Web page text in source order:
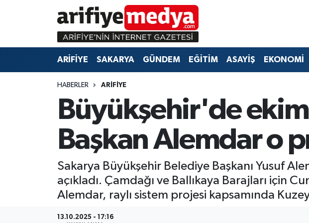
ARİFİYE SAKARYA GÜNDEM EĞİTİM ASAYİŞ EKONOMİ
HABERLER ARİFİYE
Büyükşehir'de
Başkan Alemdar o
Sakarya Büyükşehir Belediye Başkanı Yusuf
açıkladı. Çamdağı ve Ballıkaya Barajları için
Alemdar, raylı sistem projesi kapsamında
13.10.2025 - 17:16
SAKARYA
GÜNDEM
EKONOMİ
GÜNDEM
EĞİTİM
EKONOMİ
Sakarya Hava Durumu
Sakarya Namaz Vakitleri
Sakarya Trafik Yoğunluk Haritası
Süper Lig Puan Durumu ve Fikstür
Tüm Manşetler
Son Dakika Haberleri
Haber Arşivi